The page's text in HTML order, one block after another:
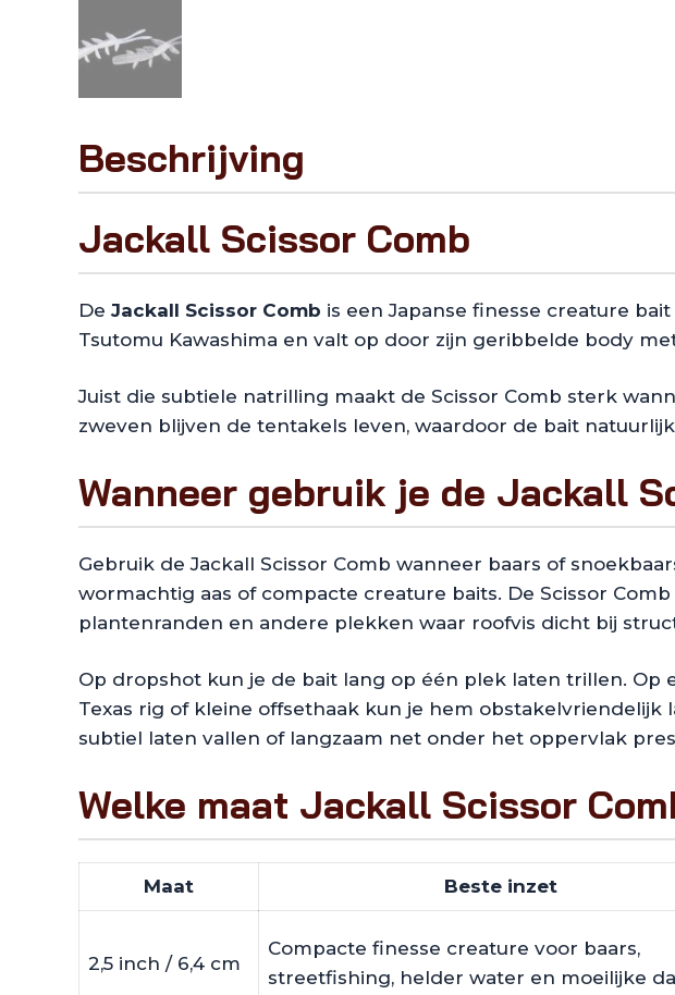
Beschrijving
Jackall Scissor Comb
De Jackall Scissor Comb is een Japanse finesse creature
Tsutomu Kawashima en valt op door zijn geribbelde body
Juist die subtiele natrilling maakt de Scissor Comb sterk
zweven blijven de tentakels leven, waardoor de bait
Wanneer gebruik je de Jackall
Gebruik de Jackall Scissor Comb wanneer baars of
wormachtig aas of compacte creature baits. De Scissor
plantenranden en andere plekken waar roofvis dicht bij
Op dropshot kun je de bait lang op één plek laten trillen. Op
Texas rig of kleine offsethaak kun je hem
subtiel laten vallen of langzaam net onder het oppervlak
Welke maat Jackall Scissor
Maat Beste inzet
2,5 inch / 6,4 cm
Compacte finesse creature voor baars,
streetfishing, helder water en moeilijke